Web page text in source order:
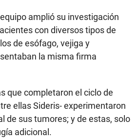
amplió su investigación
con diversos tipos de
de esófago, vejiga y
la misma firma
que completaron el ciclo de
ellas Sideris- experimentaron
de sus tumores; y de estas, solo
adicional.